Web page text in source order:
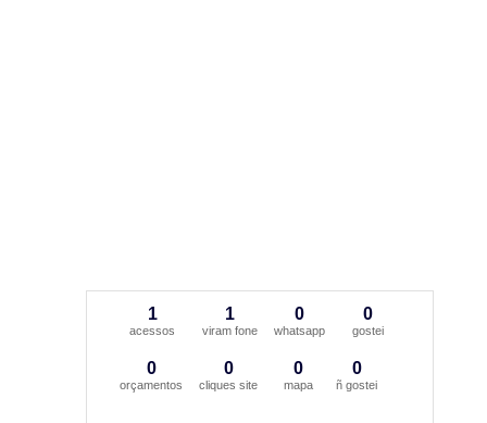
1
acessos
1
viram fone
0
whatsapp
0
gostei
0
orçamentos
0
cliques site
0
mapa
0
ñ gostei